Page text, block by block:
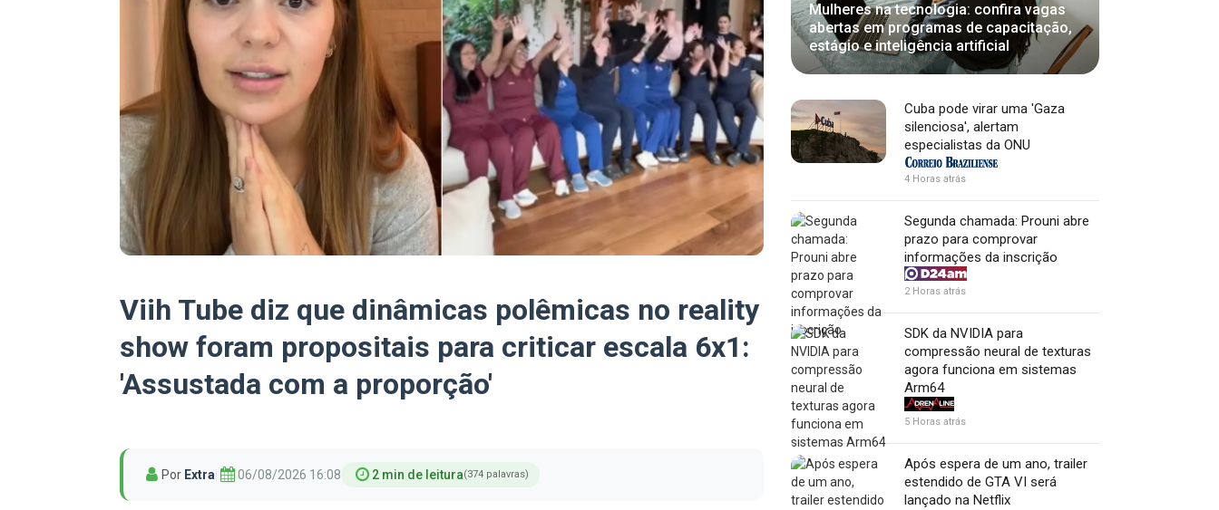
Viih Tube diz que dinâmicas polêmicas no reality
show foram propositais para criticar escala 6x1:
'Assustada com a proporção'
Por Extra 06/08/2026 16:08 2 min de leitura(374 palavras)
Mulheres na tecnologia: confira vagas
abertas em programas de capacitação,
estágio e inteligência artificial
Cuba pode virar uma 'Gaza
silenciosa', alertam
especialistas da ONU
4 Horas atrás
Segunda chamada: Prouni abre
prazo para comprovar
informações da inscrição
2 Horas atrás
SDK da NVIDIA para
compressão neural de texturas
agora funciona em sistemas
Arm64
5 Horas atrás
Após espera de um ano, trailer
estendido de GTA VI será
lançado na Netflix